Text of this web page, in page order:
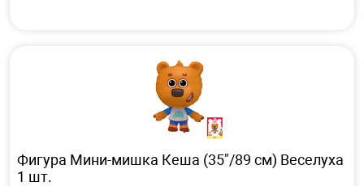
Фигура Мини-мишка Кеша (35"/89 см) Веселуха
1 шт.